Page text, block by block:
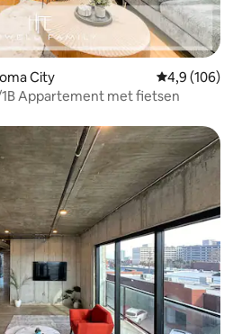
City Gemiddelde
4,9 (106)
Appartement met fietsen